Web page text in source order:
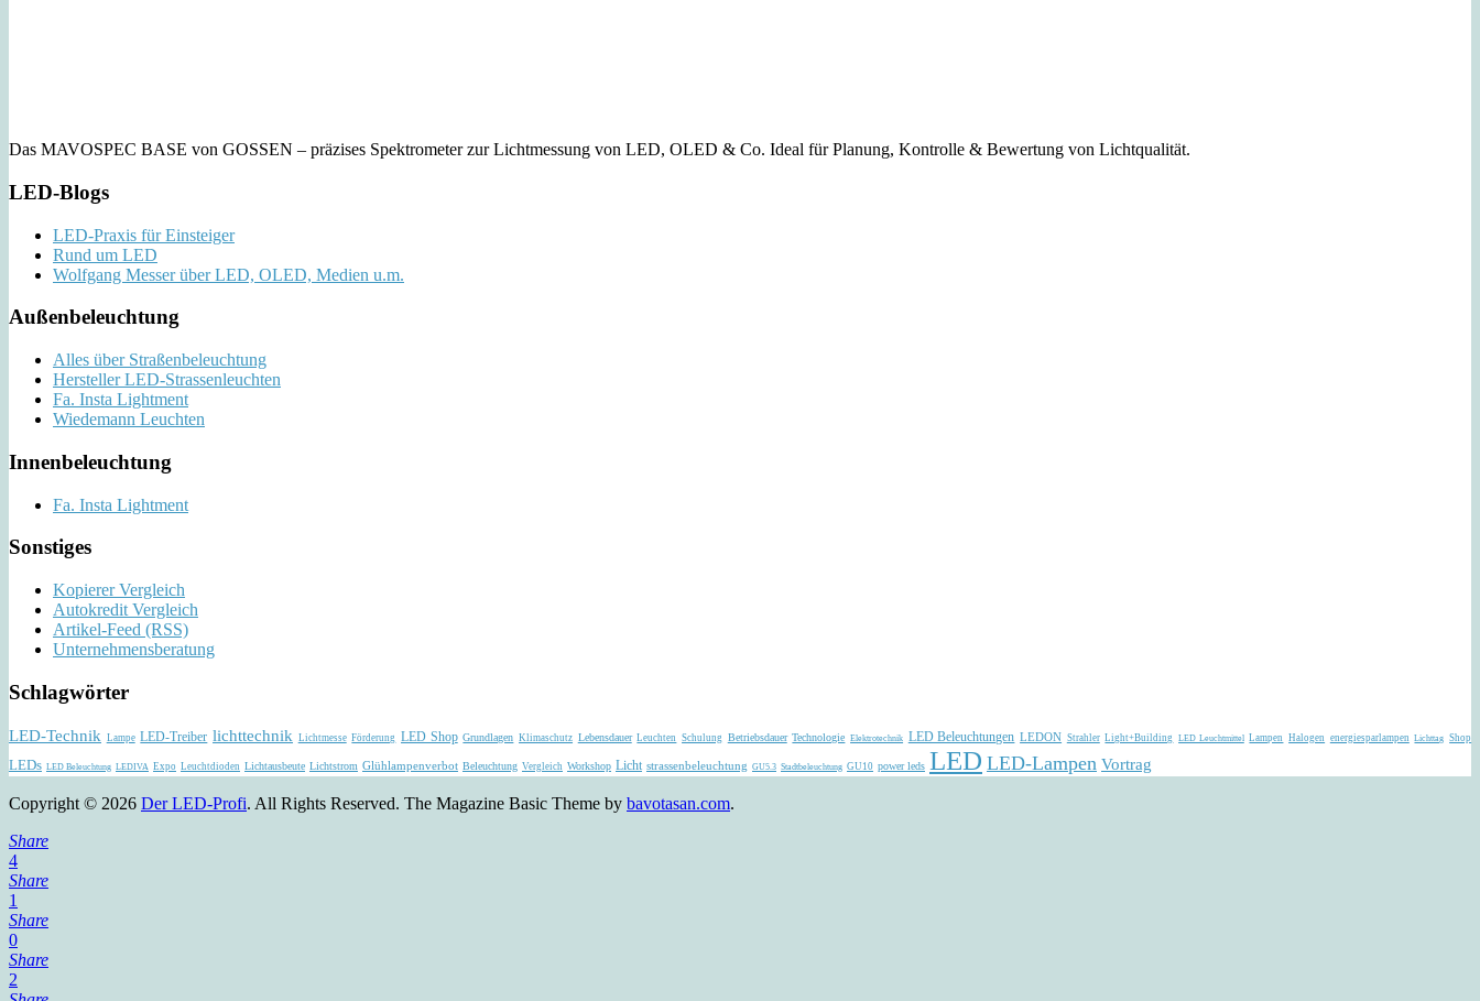
Das MAVOSPEC BASE von GOSSEN – präzises Spektrometer zur Lichtmessung von LED, OLED & Co. Ideal für Planung, Kontrolle & Bewertung von Lichtqualität.
LED-Blogs
LED-Praxis für Einsteiger
Rund um LED
Wolfgang Messer über LED, OLED, Medien u.m.
Außenbeleuchtung
Alles über Straßenbeleuchtung
Hersteller LED-Strassenleuchten
Fa. Insta Lightment
Wiedemann Leuchten
Innenbeleuchtung
Fa. Insta Lightment
Sonstiges
Kopierer Vergleich
Autokredit Vergleich
Artikel-Feed (RSS)
Unternehmensberatung
Schlagwörter
LED-Technik Lampe LED-Treiber lichttechnik Lichtmesse Förderung LED Shop Grundlagen Klimaschutz Lebensdauer Leuchten Schulung Betriebsdauer Technologie Elektrotechnik LED Beleuchtungen LEDON Strahler Light+Building LED Leuchtmittel Lampen Halogen energiesparlampen Lichttag Shop
LEDs LED Beleuchtung LEDIVA Expo Leuchtdioden Lichtausbeute Lichtstrom Glühlampenverbot Beleuchtung Vergleich Workshop Licht strassenbeleuchtung GU5.3 Stadtbeleuchtung GU10 power leds LED LED-Lampen Vortrag
Copyright © 2026 Der LED-Profi. All Rights Reserved. The Magazine Basic Theme by bavotasan.com.
Share
4
Share
1
Share
0
Share
2